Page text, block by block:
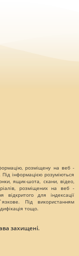
розміщену на веб -
інформацією розуміються
ящик-шота, скани, відео,
розміщених на веб -
відкритого для індексації
Під використанням
тощо.
захищені.